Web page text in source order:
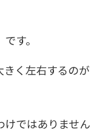
す。
きく左右するのが
けではありません